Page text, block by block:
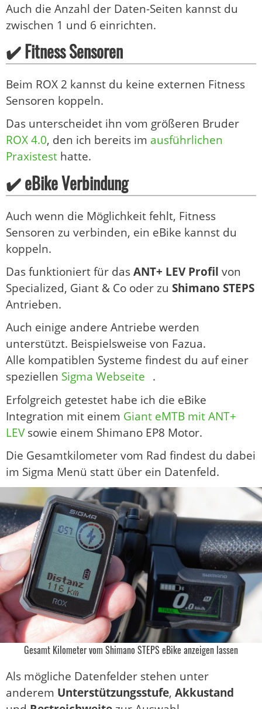
Auch die Anzahl der Daten-Seiten kannst du
zwischen 1 und 6 einrichten.
✔️ Fitness Sensoren
Beim ROX 2 kannst du keine externen Fitness
Sensoren koppeln.
Das unterscheidet ihn vom größeren Bruder
ROX 4.0, den ich bereits im ausführlichen
Praxistest hatte.
✔️ eBike Verbindung
Auch wenn die Möglichkeit fehlt, Fitness
Sensoren zu verbinden, ein eBike kannst du
koppeln.
Das funktioniert für dasANT+ LEV Profil von
Specialized, Giant & Co oder zu Shimano STEPS
Antrieben.
Auch einige andere Antriebe werden
unterstützt. Beispielsweise von Fazua.
Alle kompatiblen Systeme findest du auf einer
speziellen Sigma Webseite .
Erfolgreich getestet habe ich die eBike
Integration mit einem Giant eMTB mit ANT+
LEVsowie einem Shimano EP8 Motor.
Die Gesamtkilometer vom Rad findest du dabei
im Sigma Menü statt über ein Datenfeld.
Gesamt Kilometer vom Shimano STEPS eBike anzeigen lassen
Als mögliche Datenfelder stehen unter
anderem Unterstützungsstufe, Akkustand